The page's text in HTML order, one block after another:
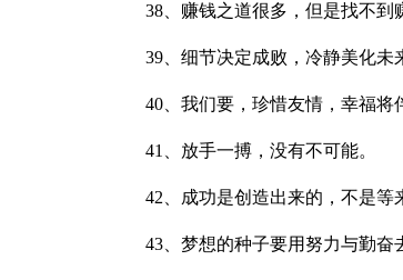
38、赚钱之道很多，但是找不到
39、细节决定成败，冷静美化未
40、我们要，珍惜友情，幸福将
41、放手一搏，没有不可能。
42、成功是创造出来的，不是等
43、梦想的种子要用努力与勤奋